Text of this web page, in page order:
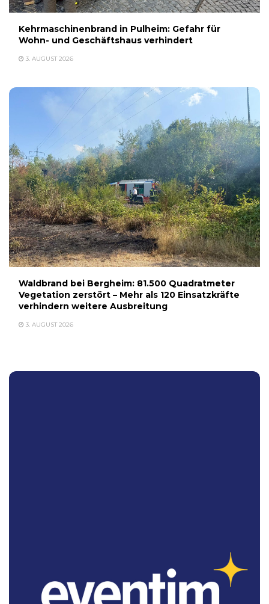
Kehrmaschinenbrand in Pulheim: Gefahr für
Wohn- und Geschäftshaus verhindert
3. AUGUST 2026
Waldbrand bei Bergheim: 81.500 Quadratmeter
Vegetation zerstört – Mehr als 120 Einsatzkräfte
verhindern weitere Ausbreitung
3. AUGUST 2026